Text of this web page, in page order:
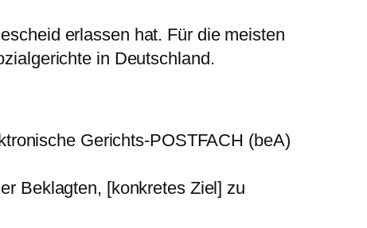
erlassen hat. Für die meisten
in Deutschland.
Gerichts-POSTFACH (beA)
Beklagten, [konkretes Ziel] zu